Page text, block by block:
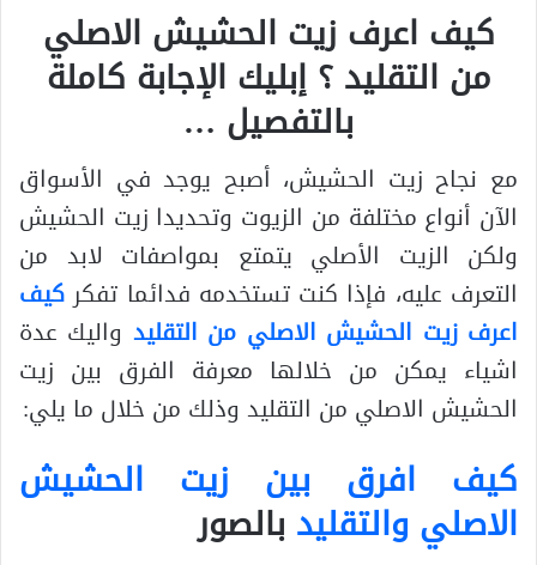
كيف اعرف زيت الحشيش الاصلي
من التقليد ؟ إبليك الإجابة كاملة
بالتفصيل …
مع نجاح زيت الحشيش، أصبح يوجد في الأسواق
الآن أنواع مختلفة من الزيوت وتحديدا زيت الحشيش
ولكن الزيت الأصلي يتمتع بمواصفات لابد من
التعرف عليه، فإذا كنت تستخدمه فدائما تفكركيف
اعرف زيت الحشيش الاصلي من التقليد واليك عدة
اشياء يمكن من خلالها معرفة الفرق بين زيت
الحشيش الاصلي من التقليد وذلك من خلال ما يلي:
كيف افرق بين زيت الحشيش
الاصلي والتقليد بالصور